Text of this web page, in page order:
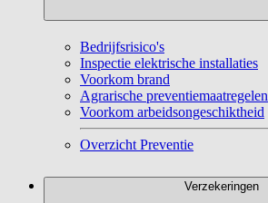
Bedrijfsrisico's
Inspectie elektrische installaties
Voorkom brand
Agrarische preventiemaatregelen
Voorkom arbeidsongeschiktheid
Overzicht Preventie
Verzekeringen